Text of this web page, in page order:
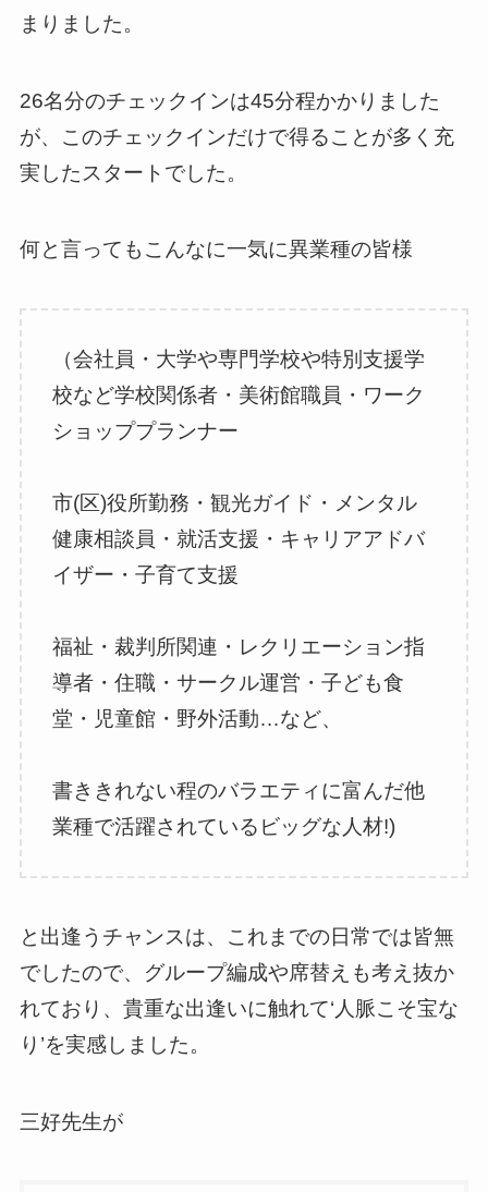
まりました。
26名分のチェックインは45分程かかりました
が、このチェックインだけで得ることが多く充
実したスタートでした。
何と言ってもこんなに一気に異業種の皆様
（会社員・大学や専門学校や特別支援学
校など学校関係者・美術館職員・ワーク
ショッププランナー
市(区)役所勤務・観光ガイド・メンタル
健康相談員・就活支援・キャリアアドバ
イザー・子育て支援
福祉・裁判所関連・レクリエーション指
導者・住職・サークル運営・子ども食
堂・児童館・野外活動…など、
書ききれない程のバラエティに富んだ他
業種で活躍されているビッグな人材!)
と出逢うチャンスは、これまでの日常では皆無
でしたので、グループ編成や席替えも考え抜か
れており、貴重な出逢いに触れて‘人脈こそ宝な
り’を実感しました。
三好先生が